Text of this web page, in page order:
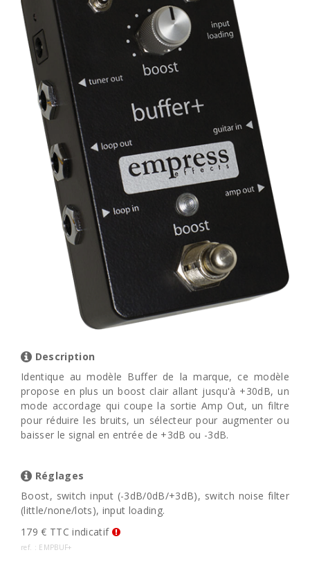
Description
Identique au modèle Buffer de la marque, ce modèle
propose en plus un boost clair allant jusqu'à +30dB, un
mode accordage qui coupe la sortie Amp Out, un filtre
pour réduire les bruits, un sélecteur pour augmenter ou
baisser le signal en entrée de +3dB ou -3dB.
Réglages
Boost, switch input (-3dB/0dB/+3dB), switch noise filter
(little/none/lots), input loading.
179 € TTC indicatif
ref. : EMPBUF+